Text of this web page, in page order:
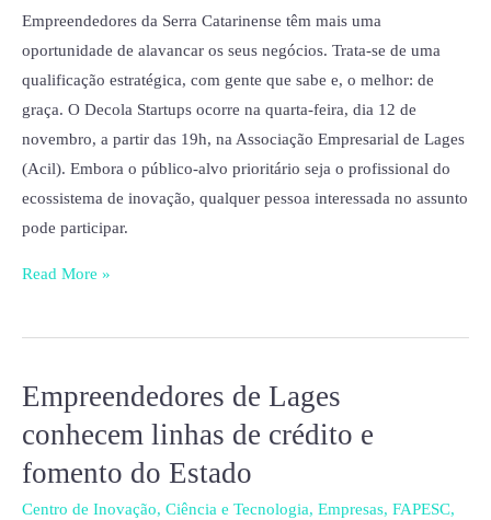
Empreendedores da Serra Catarinense têm mais uma
oportunidade de alavancar os seus negócios. Trata-se de uma
qualificação estratégica, com gente que sabe e, o melhor: de
graça. O Decola Startups ocorre na quarta-feira, dia 12 de
novembro, a partir das 19h, na Associação Empresarial de Lages
(Acil). Embora o público-alvo prioritário seja o profissional do
ecossistema de inovação, qualquer pessoa interessada no assunto
pode participar.
negócios
Read More »
Empreendedores de Lages
conhecem linhas de crédito e
fomento do Estado
Centro de Inovação, Ciência e Tecnologia, Empresas, FAPESC,
Empreendedores
Lages
conhecem
linhas